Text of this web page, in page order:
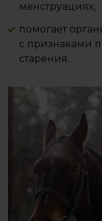
менструациях,
помогает
с признаками
старения.